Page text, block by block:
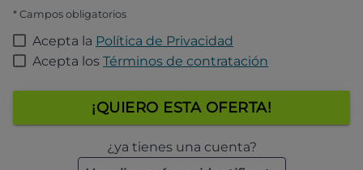
* Campos obligatorios
Acepta la Política de Privacidad
Acepta los Términos de contratación
¡QUIERO ESTA OFERTA!
¿ya tienes una cuenta?